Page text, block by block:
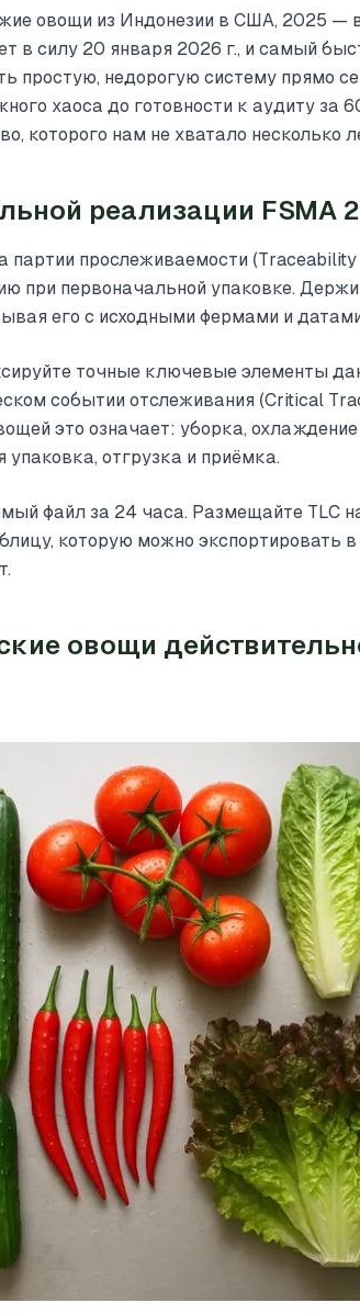
овощи из Индонезии в США, 2025 —
в силу 20 января 2026 г., и самый
простую, недорогую систему прямо
хаоса до готовности к аудиту за
которого нам не хватало несколько
реализации FSMA
партии прослеживаемости (Traceability
при первоначальной упаковке.
его с исходными фермами и
точные ключевые элементы
событии отслеживания (Critical
это означает: уборка,
упаковка, отгрузка и приёмка.
файл за 24 часа. Размещайте TLC
которую можно экспортировать
овощи